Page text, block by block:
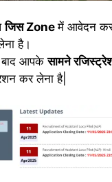
जिस Zoneमें आवेदन
है।
आपकेसामने
कर लेना है|